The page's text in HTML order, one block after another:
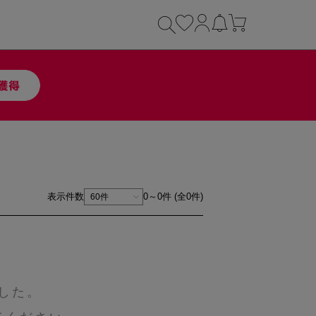
表示件数 0～0件 (全0件)
た。